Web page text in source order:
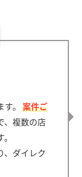
す。案件ご
、複数の店
、ダイレク